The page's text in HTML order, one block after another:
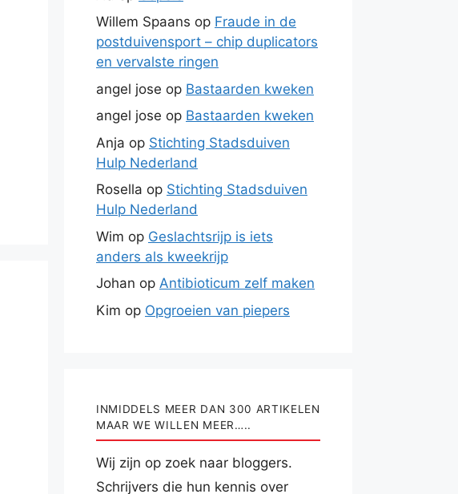
Willem Spaans op Fraude in de
postduivensport – chip duplicators
en vervalste ringen
angel jose op Bastaarden kweken
angel jose op Bastaarden kweken
Anja op Stichting Stadsduiven
Hulp Nederland
Rosella op Stichting Stadsduiven
Hulp Nederland
Wim op Geslachtsrijp is iets
anders als kweekrijp
Johan op Antibioticum zelf maken
Kim op Opgroeien van piepers
INMIDDELS MEER DAN 300 ARTIKELEN
MAAR WE WILLEN MEER…..
Wij zijn op zoek naar bloggers.
Schrijvers die hun kennis over